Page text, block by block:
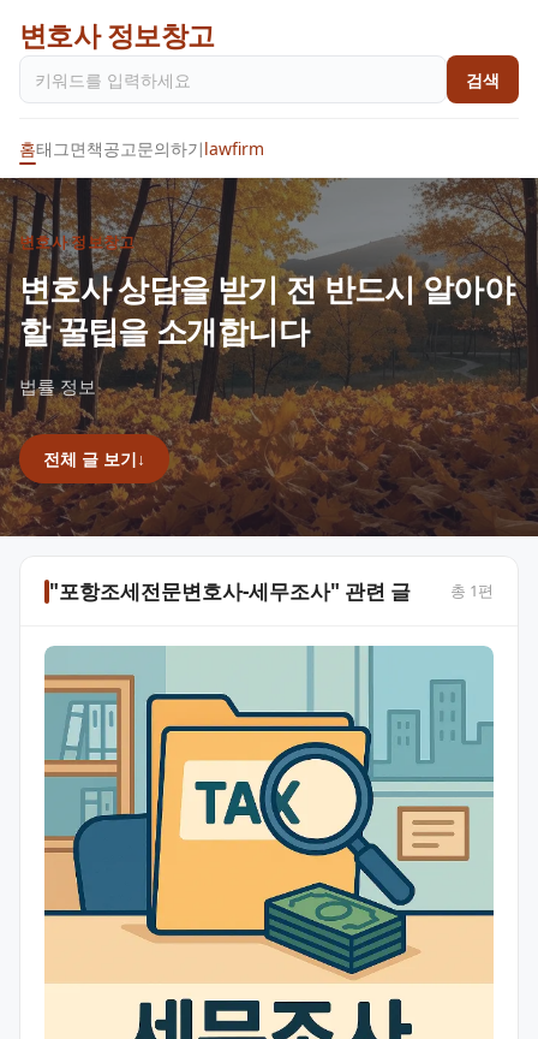
변호사 정보창고
검색
홈태그면책공고문의하기lawfirm
변호사 정보창고
변호사 상담을 받기 전 반드시 알아야
할 꿀팁을 소개합니다
법률 정보
전체 글 보기↓
"포항조세전문변호사-세무조사" 관련 글 총 1편